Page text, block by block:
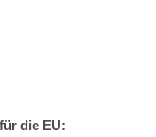
die EU: